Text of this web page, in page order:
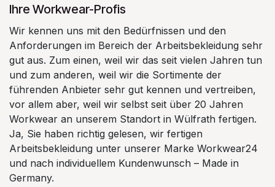
Ihre Workwear-Profis
Wir kennen uns mit den Bedürfnissen und den
Anforderungen im Bereich der Arbeitsbekleidung sehr
gut aus. Zum einen, weil wir das seit vielen Jahren tun
und zum anderen, weil wir die Sortimente der
führenden Anbieter sehr gut kennen und vertreiben,
vor allem aber, weil wir selbst seit über 20 Jahren
Workwear an unserem Standort in Wülfrath fertigen.
Ja, Sie haben richtig gelesen, wir fertigen
Arbeitsbekleidung unter unserer Marke Workwear24
und nach individuellem Kundenwunsch – Made in
Germany.